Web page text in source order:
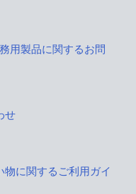
用製品に関するお問
せ
物に関するご利用ガイ